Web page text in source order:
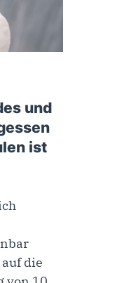
und
ist
die